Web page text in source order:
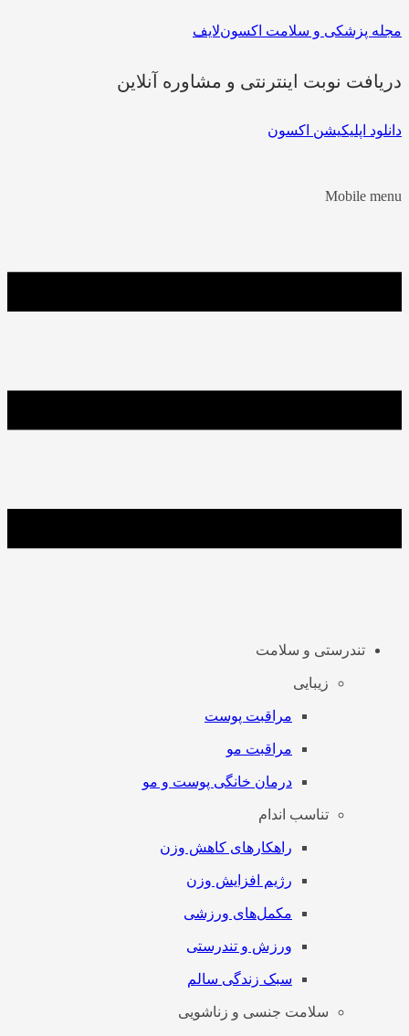
مجله پزشکی و سلامت اکسون‌لایف
دریافت نوبت اینترنتی و مشاوره آنلاین
دانلود اپلیکیشن اکسون
Mobile menu
تندرستی و سلامت
زیبایی
مراقبت پوست
مراقبت مو
درمان خانگی پوست و مو
تناسب اندام
راهکارهای کاهش وزن
رژیم افزایش وزن
مکمل‌های ورزشی
ورزش و تندرستی
سبک زندگی سالم
سلامت جنسی و زناشویی